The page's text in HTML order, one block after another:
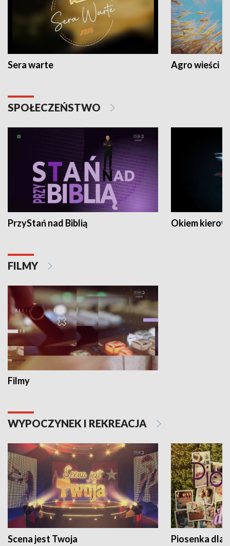
Sera warte Agro wieści
SPOŁECZEŃSTWO
PrzyStań nad Biblią Okiem
FILMY
Filmy
WYPOCZYNEK I REKREACJA
Scena jest Twoja Piosenka dla